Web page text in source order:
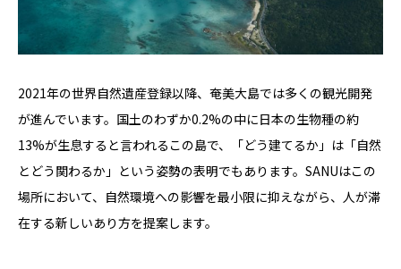
2021年の世界自然遺産登録以降、奄美大島では多くの観光開発
が進んでいます。国土のわずか0.2%の中に日本の生物種の約
13%が生息すると言われるこの島で、「どう建てるか」は「自然
とどう関わるか」という姿勢の表明でもあります。SANUはこの
場所において、自然環境への影響を最小限に抑えながら、人が滞
在する新しいあり方を提案します。